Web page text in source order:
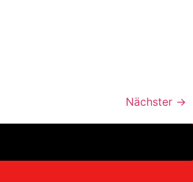
Nächster →